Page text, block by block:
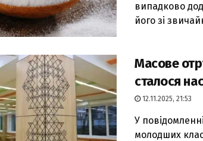
випадково
його зі
Масове
сталося
12.11.2025, 21:53
У
молодших